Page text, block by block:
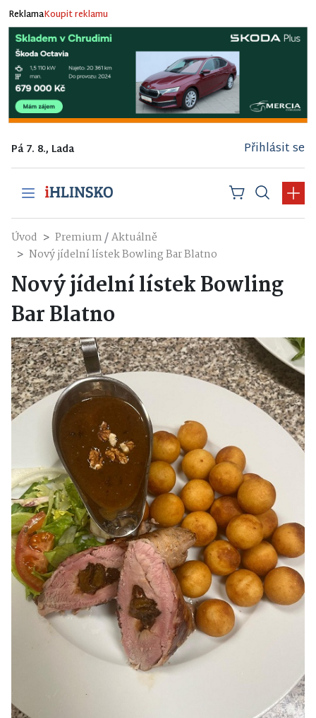
ReklamaKoupit reklamu
Pá 7. 8., Lada Přihlásit se
Úvod Premium/Aktuálně
Nový jídelní lístek Bowling Bar Blatno
Nový jídelní lístek Bowling
Bar Blatno